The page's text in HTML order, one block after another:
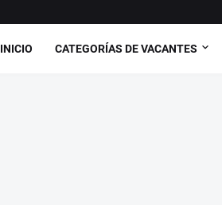
INICIO CATEGORÍAS DE VACANTES